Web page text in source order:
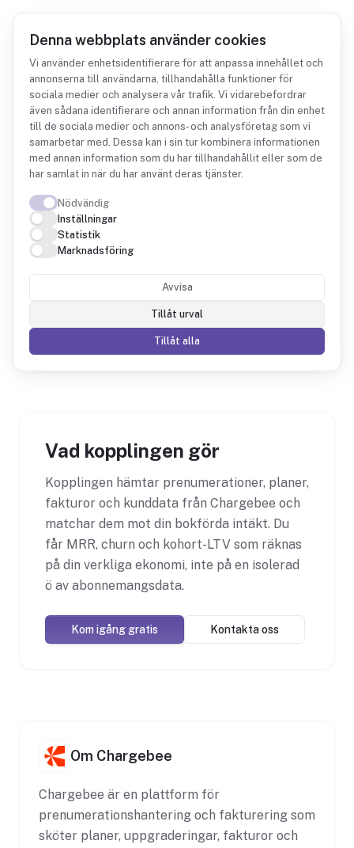
Denna webbplats använder cookies
Vi använder enhetsidentifierare för att anpassa innehållet och
annonserna till användarna, tillhandahålla funktioner för
sociala medier och analysera vår trafik. Vi vidarebefordrar
även sådana identifierare och annan information från din enhet
till de sociala medier och annons- och analysföretag som vi
samarbetar med. Dessa kan i sin tur kombinera informationen
med annan information som du har tillhandahållit eller som de
har samlat in när du har använt deras tjänster.
Nödvändig
Inställningar
Statistik
Marknadsföring
Avvisa
Tillåt urval
Tillåt alla
Integrationer Chargebee
Chargebee + Fintower
Fintower läser dina prenumerationer, avtal och
fakturor från Chargebee och sätter dem mot
den bokförda intäkten, så att MRR, churn och
kohort-LTV hamnar på samma ställe som resten
av ekonomin.
Vad kopplingen gör
Kopplingen hämtar prenumerationer, planer,
fakturor och kunddata från Chargebee och
matchar dem mot din bokförda intäkt. Du
får MRR, churn och kohort-LTV som räknas
på din verkliga ekonomi, inte på en isolerad
ö av abonnemangsdata.
Kom igång gratis Kontakta oss
Om Chargebee
Chargebee är en plattform för
prenumerationshantering och fakturering som
sköter planer, uppgraderingar, fakturor och